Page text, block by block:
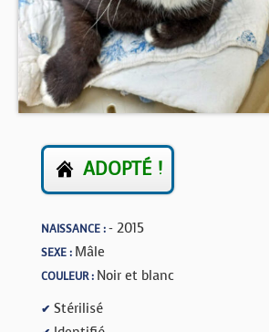
BOUTIQUE
FORUM
ADOPTÉ !
NAISSANCE :- 2015
SEXE : Mâle
COULEUR : Noir et blanc
✔ Stérilisé